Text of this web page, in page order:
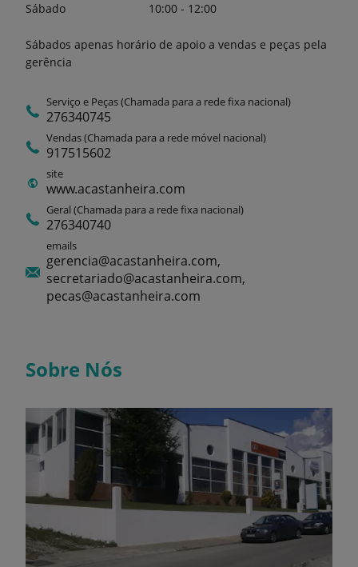
Sábado
10:00 - 12:00
Sábados apenas horário de apoio a vendas e peças pela
gerência
Serviço e Peças (Chamada para a rede fixa nacional)
276340745
Vendas (Chamada para a rede móvel nacional)
917515602
site
www.acastanheira.com
Geral (Chamada para a rede fixa nacional)
276340740
emails
gerencia@acastanheira.com,
secretariado@acastanheira.com,
pecas@acastanheira.com
Sobre Nós